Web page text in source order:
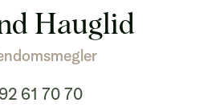
Hauglid
92 61 70 70